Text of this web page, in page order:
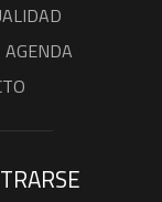
AGENDA